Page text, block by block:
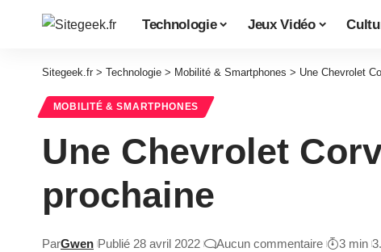
Technologie Jeux Vidéo
Sitegeek.fr > Technologie > Mobilité & Smartphones > Une Chevrolet
MOBILITÉ & SMARTPHONES
Une Chevrolet
prochaine
ParGwen Publié 28 avril 2022 Aucun commentaire 3 min